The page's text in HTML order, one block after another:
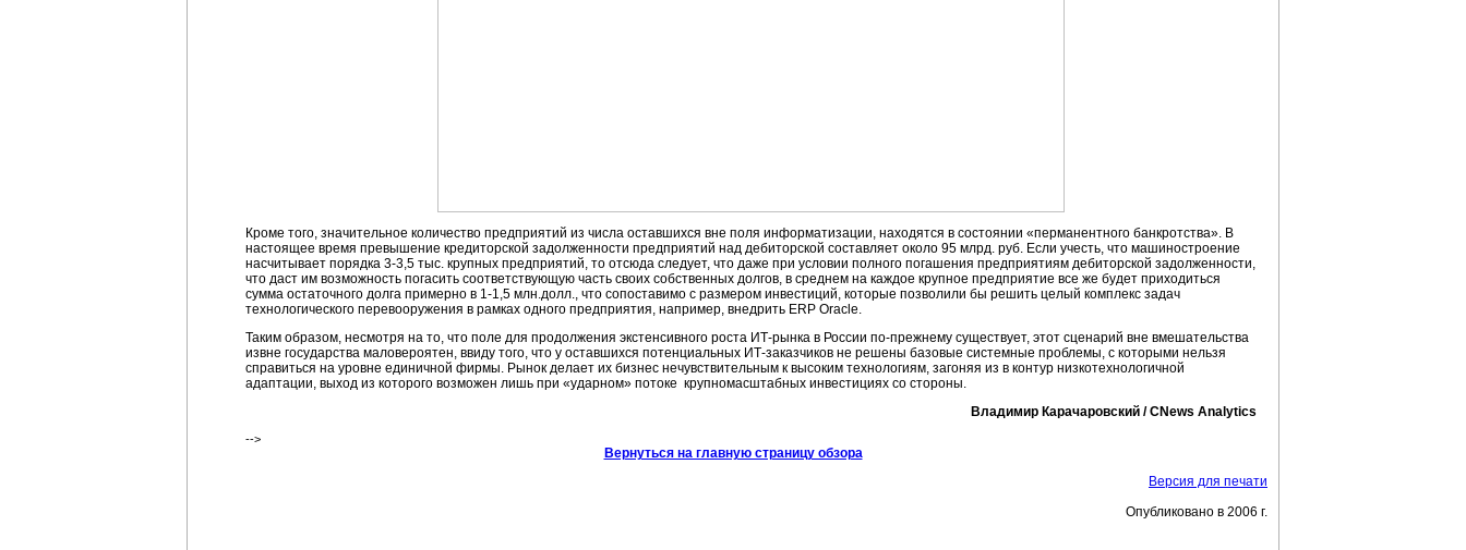
Кроме того, значительное количество предприятий из числа оставшихся вне поля информатизации, находятся в состоянии «перманентного банкротства». В
настоящее время превышение кредиторской задолженности предприятий над дебиторской составляет около 95 млрд. руб. Если учесть, что машиностроение
насчитывает порядка 3-3,5 тыс. крупных предприятий, то отсюда следует, что даже при условии полного погашения предприятиям дебиторской задолженности,
что даст им возможность погасить соответствующую часть своих собственных долгов, в среднем на каждое крупное предприятие все же будет приходиться
сумма остаточного долга примерно в 1-1,5 млн.долл., что сопоставимо с размером инвестиций, которые позволили бы решить целый комплекс задач
технологического перевооружения в рамках одного предприятия, например, внедрить ERP Oracle.
Таким образом, несмотря на то, что поле для продолжения экстенсивного роста ИТ-рынка в России по-прежнему существует, этот сценарий вне вмешательства
извне государства маловероятен, ввиду того, что у оставшихся потенциальных ИТ-заказчиков не решены базовые системные проблемы, с которыми нельзя
справиться на уровне единичной фирмы. Рынок делает их бизнес нечувствительным к высоким технологиям, загоняя из в контур низкотехнологичной
адаптации, выход из которого возможен лишь при «ударном» потоке крупномасштабных инвестициях со стороны.
Владимир Карачаровский / CNews Analytics
-->
Вернуться на главную страницу обзора
Версия для печати
Опубликовано в 2006 г.